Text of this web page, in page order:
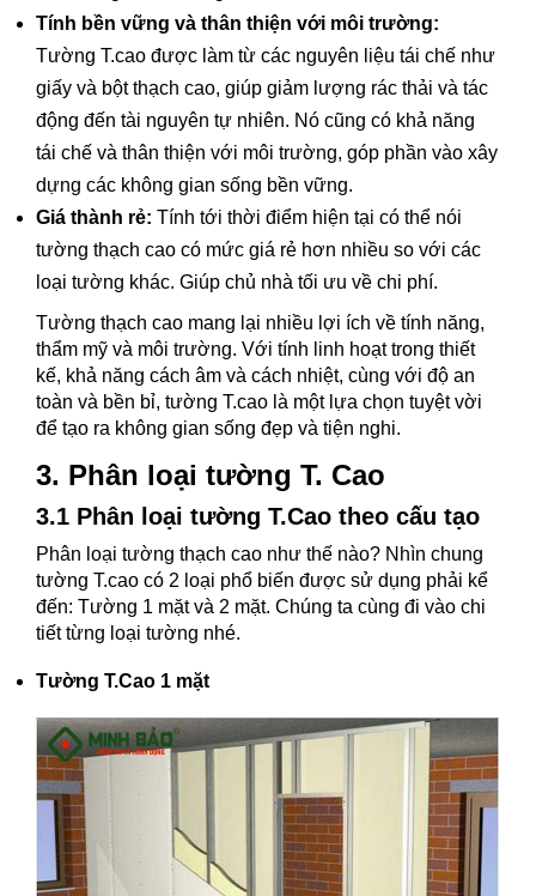
Tính bền vững và thân thiện với môi trường:
Tường T.cao được làm từ các nguyên liệu tái chế như
giấy và bột thạch cao, giúp giảm lượng rác thải và tác
động đến tài nguyên tự nhiên. Nó cũng có khả năng
tái chế và thân thiện với môi trường, góp phần vào xây
dựng các không gian sống bền vững.
Giá thành rẻ: Tính tới thời điểm hiện tại có thể nói
tường thạch cao có mức giá rẻ hơn nhiều so với các
loại tường khác. Giúp chủ nhà tối ưu về chi phí.
Tường thạch cao mang lại nhiều lợi ích về tính năng,
thẩm mỹ và môi trường. Với tính linh hoạt trong thiết
kế, khả năng cách âm và cách nhiệt, cùng với độ an
toàn và bền bỉ, tường T.cao là một lựa chọn tuyệt vời
để tạo ra không gian sống đẹp và tiện nghi.
3. Phân loại tường T. Cao
3.1 Phân loại tường T.Cao theo cấu tạo
Phân loại tường thạch cao như thế nào? Nhìn chung
tường T.cao có 2 loại phổ biến được sử dụng phải kể
đến: Tường 1 mặt và 2 mặt. Chúng ta cùng đi vào chi
tiết từng loại tường nhé.
Tường T.Cao 1 mặt